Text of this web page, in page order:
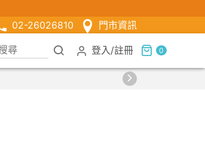
02-26026810
門市資訊
登入 /註冊 0